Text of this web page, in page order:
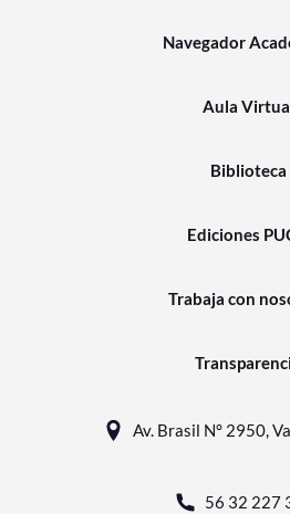
Navegador
Aula
Biblioteca
Ediciones
Trabaja con
Av. Brasil N° 2950,
56 32 227